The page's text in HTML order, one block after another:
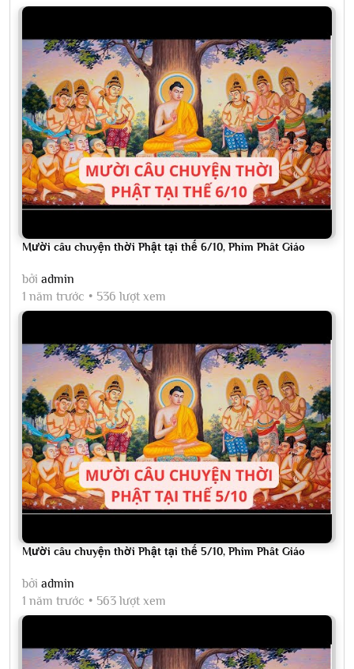
Mười câu chuyện thời Phật tại thế 6/10, Phim Phât Giáo
bởi admin
1 năm trước
536 lượt xem
Mười câu chuyện thời Phật tại thế 5/10, Phim Phât Giáo
bởi admin
1 năm trước
563 lượt xem